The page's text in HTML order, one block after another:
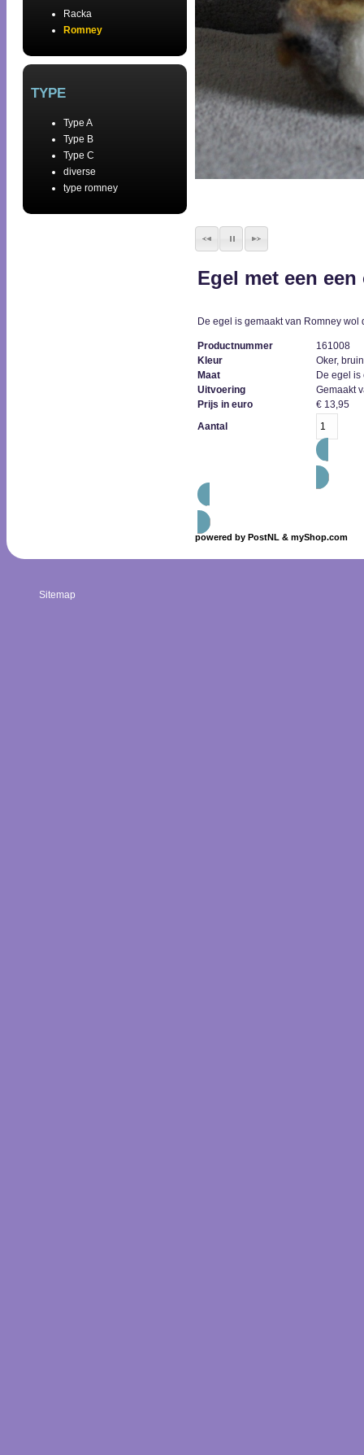
Racka
Romney
TYPE
Type A
Type B
Type C
diverse
type romney
Egel met een
De egel is gemaakt van Romney wol
Productnummer
161008
Kleur
Oker,
Maat
De egel is
Uitvoering
Gemaakt
Prijs in euro
€ 13,95
Aantal
bestel
toevoegen aan favorieten
powered by PostNL & myShop.com
Sitemap